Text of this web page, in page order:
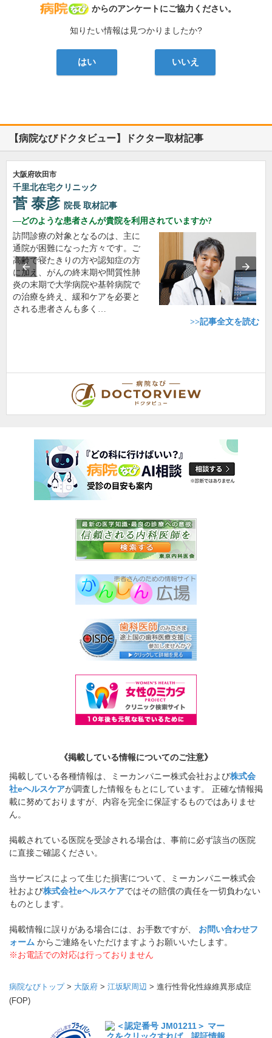
病院なび
からのアンケートにご協力ください。
知りたい情報は見つかりましたか?
はい いいえ
【病院なびドクタビュー】ドクター取材記事
大阪府吹田市
千里北在宅クリニック
菅 泰彦 院長 取材記事
どのような患者さんが貴院を利用されていますか?
訪問診療の対象となるのは、主に
通院が困難になった方々です。ご
高齢で寝たきりの方や認知症の方
に加え、がんの終末期や間質性肺
炎の末期で大学病院や基幹病院で
の治療を終え、緩和ケアを必要と
される患者さんも多く…
>>記事全文を読む
《掲載している情報についてのご注意》
掲載している各種情報は、ミーカンパニー株式会社および株式会
社eヘルスケアが調査した情報をもとにしています。 正確な情報掲
載に努めておりますが、内容を完全に保証するものではありませ
ん。
掲載されている医院を受診される場合は、事前に必ず該当の医院
に直接ご確認ください。
当サービスによって生じた損害について、ミーカンパニー株式会
社および株式会社eヘルスケアではその賠償の責任を一切負わない
ものとします。
掲載情報に誤りがある場合には、お手数ですが、 お問い合わせフ
ォーム からご連絡をいただけますようお願いいたします。
※お電話での対応は行っておりません
病院なびトップ> 大阪府 > 江坂駅周辺 > 進行性骨化性線維異形成症
(FOP)